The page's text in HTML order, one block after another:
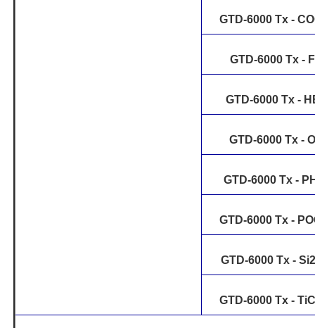
GTD-6000 Tx -
GTD-6000 Tx -
GTD-6000 Tx -
GTD-6000 Tx -
GTD-6000 Tx -
GTD-6000 Tx -
GTD-6000 Tx -
GTD-6000 Tx -